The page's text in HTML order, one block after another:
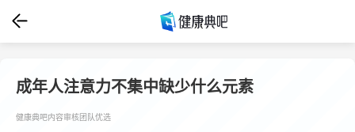
成年人注意力不集中缺少什么元素
健康典吧内容审核团队优选